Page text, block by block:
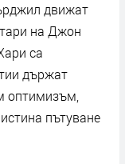
движат
на Джон
са
държат
оптимизъм,
пътуване